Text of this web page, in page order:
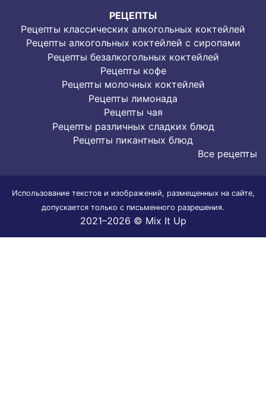
РЕЦЕПТЫ
Рецепты классических алкогольных коктейлей
Рецепты алкогольных коктейлей с сиропами
Рецепты безалкогольных коктейлей
Рецепты кофе
Рецепты молочных коктейлей
Рецепты лимонада
Рецепты чая
Рецепты различных сладких блюд
Рецепты пикантных блюд
Все рецепты
Использование текстов и изображений, размещенных на сайте,
допускается только с письменного разрешения.
2021–2026 © Mix It Up